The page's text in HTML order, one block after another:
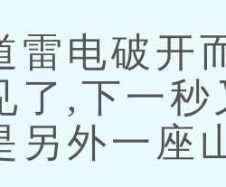
电破开而
了,下一
另外一座